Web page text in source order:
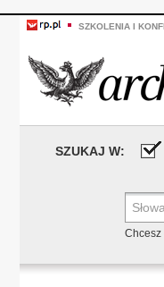
SZKOLENIA I
SZUKAJ W:
Chcesz